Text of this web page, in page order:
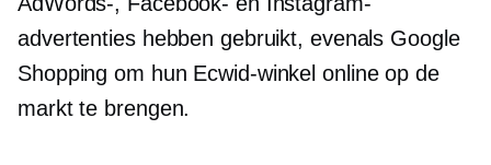
advertenties hebben gebruikt, evenals Google
Shopping om hun Ecwid-winkel online op de
markt te brengen.